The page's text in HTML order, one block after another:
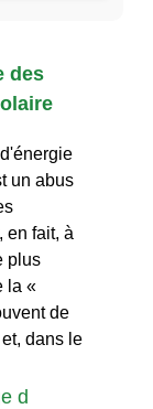
des
un abus
en fait, à
plus
la «
de
dans le
d